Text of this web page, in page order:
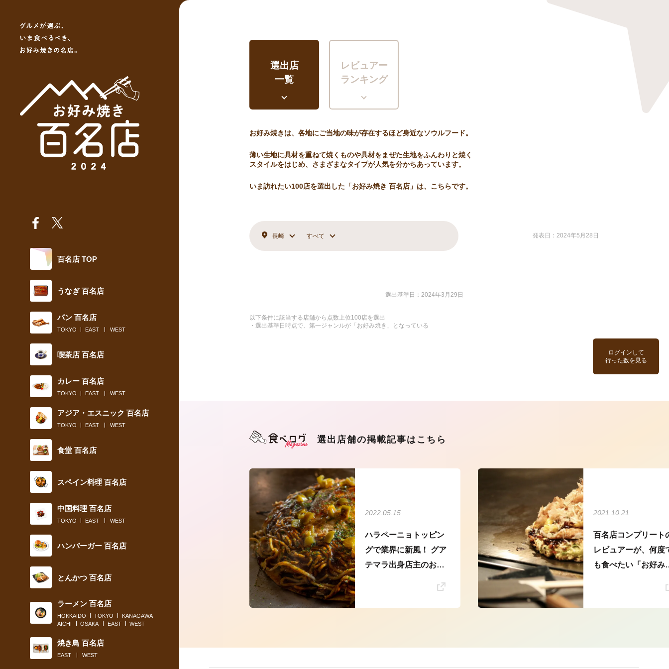
百名店 TOP
うなぎ 百名店
パン 百名店
TOKYO EAST WEST
喫茶店 百名店
カレー 百名店
TOKYO EAST WEST
アジア・エスニック 百名店
TOKYO EAST WEST
食堂 百名店
スペイン料理 百名店
中国料理 百名店
TOKYO EAST WEST
ハンバーガー 百名店
とんかつ 百名店
ラーメン 百名店
HOKKAIDO TOKYO
KANAGAWA
AICHI
OSAKA EAST WEST
焼き鳥 百名店
EAST WEST
選出店
一覧
レビュアー
ランキング
お好み焼きは、各地にご当地の味が存在するほど身近なソウルフード。
薄い生地に具材を重ねて焼くものや具材をまぜた生地をふんわりと焼く
スタイルをはじめ、さまざまなタイプが人気を分かちあっています。
いま訪れたい100店を選出した「お好み焼き 百名店」は、こちらです。
長崎 すべて 発表日：2024年5月28日
選出基準日：2024年3月29日
以下条件に該当する店舗から点数上位100店を選出
・選出基準日時点で、第一ジャンルが「お好み焼き」となっている
ログインして
行った数を見る
選出店舗の掲載記事はこちら
2022.05.15
ハラペーニョトッピン
グで業界に新風！ グア
テマラ出身店主のお好
2021.10.21
百名店コンプリート
レビュアーが、何度
も食べたい「お好み